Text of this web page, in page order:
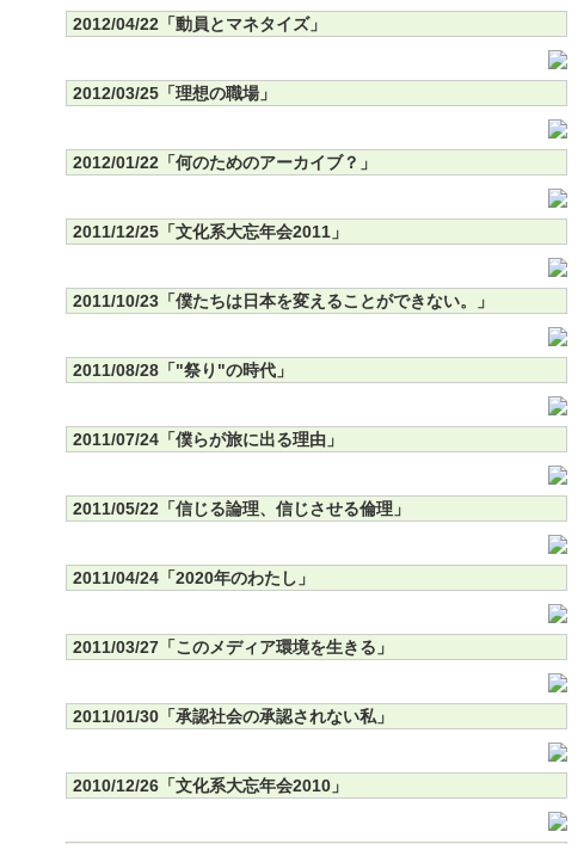
2012/04/22「動員とマネタイズ」
2012/03/25「理想の職場」
2012/01/22「何のためのアーカイブ？」
2011/12/25「文化系大忘年会2011」
2011/10/23「僕たちは日本を変えることができない。」
2011/08/28「"祭り"の時代」
2011/07/24「僕らが旅に出る理由」
2011/05/22「信じる論理、信じさせる倫理」
2011/04/24「2020年のわたし」
2011/03/27「このメディア環境を生きる」
2011/01/30「承認社会の承認されない私」
2010/12/26「文化系大忘年会2010」